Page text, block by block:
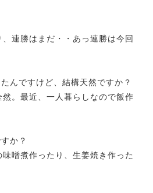
、連勝はまだ・・あっ連勝は今回
んですけど、結構天然ですか？
然。最近、一人暮らしなので飯作
か？
味噌煮作ったり、生姜焼き作った